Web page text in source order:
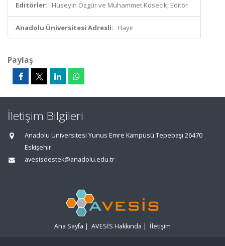
Editörler: Hüseyin Özgür ve Muhammet Kösecik, Editör
Anadolu Üniversitesi Adresli: Hayır
Paylaş
İletişim Bilgileri
Anadolu Üniversitesi Yunus Emre Kampüsü Tepebaşı 26470
Eskişehir
avesisdestek@anadolu.edu.tr
Ana Sayfa | AVESİS Hakkında | İletişim